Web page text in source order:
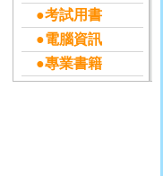
●考試用書
●電腦資訊
●專業書籍